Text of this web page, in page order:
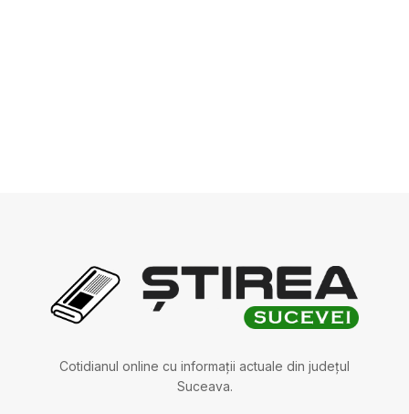
Cotidianul online cu informații actuale din județul
Suceava.